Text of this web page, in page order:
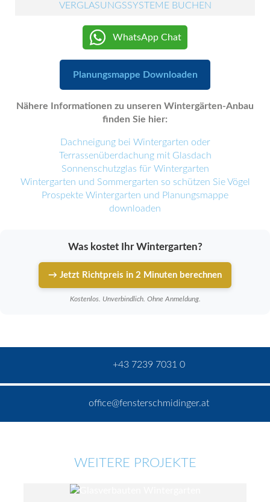
VERGLASUNGSSYSTEME BUCHEN
WhatsApp Chat
Planungsmappe Downloaden
Nähere Informationen zu unseren Wintergärten-Anbau
finden Sie hier:
Dachneigung bei Wintergarten oder
Terrassenüberdachung mit Glasdach
Sonnenschutzglas für Wintergarten
Wintergarten und Sommergarten so schützen Sie Vögel
Prospekte Wintergarten und Planungsmappe
downloaden
Was kostet Ihr Wintergarten?
→ Jetzt Richtpreis in 2 Minuten berechnen
Kostenlos. Unverbindlich. Ohne Anmeldung.
+43 7239 7031 0
office@fensterschmidinger.at
WEITERE PROJEKTE